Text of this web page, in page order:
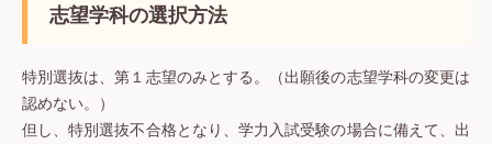
志望学科の選択方法
特別選抜は、第１志望のみとする。（出願後の志望学科の変更は
認めない。）
但し、特別選抜不合格となり、学力入試受験の場合に備えて、出